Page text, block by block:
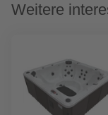
Weitere